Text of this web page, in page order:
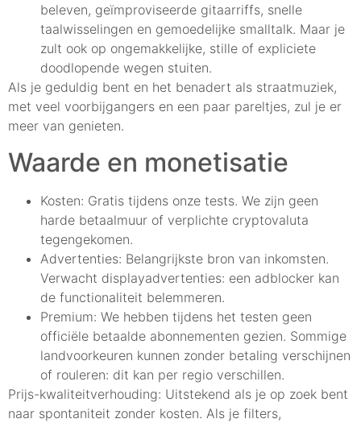
beleven, geïmproviseerde gitaarriffs, snelle
taalwisselingen en gemoedelijke smalltalk. Maar je
zult ook op ongemakkelijke, stille of expliciete
doodlopende wegen stuiten.
Als je geduldig bent en het benadert als straatmuziek,
met veel voorbijgangers en een paar pareltjes, zul je er
meer van genieten.
Waarde en monetisatie
Kosten: Gratis tijdens onze tests. We zijn geen
harde betaalmuur of verplichte cryptovaluta
tegengekomen.
Advertenties: Belangrijkste bron van inkomsten.
Verwacht displayadvertenties: een adblocker kan
de functionaliteit belemmeren.
Premium: We hebben tijdens het testen geen
officiële betaalde abonnementen gezien. Sommige
landvoorkeuren kunnen zonder betaling verschijnen
of rouleren: dit kan per regio verschillen.
Prijs-kwaliteitverhouding: Uitstekend als je op zoek bent
naar spontaniteit zonder kosten. Als je filters,